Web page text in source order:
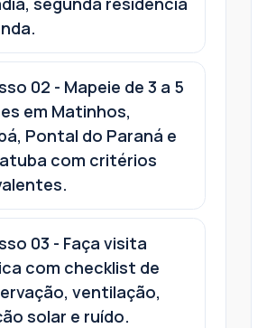
02 - Mapeie de 3 a 5
em Matinhos,
Pontal do Paraná e
com critérios
03 - Faça visita
com checklist de
ventilação,
solar e ruído.